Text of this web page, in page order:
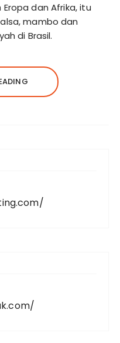
dan Afrika, itu
mambo dan
di Brasil.